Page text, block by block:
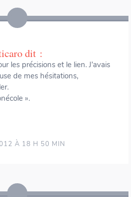
dit :
les précisions et le lien. J’avais
de mes hésitations,
».
À 18 H 50 MIN